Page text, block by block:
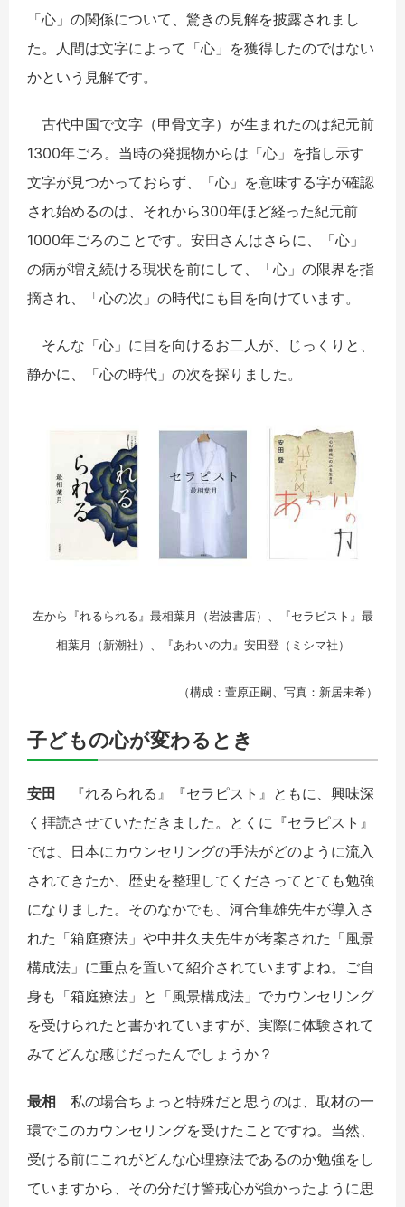
「心」の関係について、驚きの見解を披露されまし
た。人間は文字によって「心」を獲得したのではない
かという見解です。
古代中国で文字（甲骨文字）が生まれたのは紀元前
1300年ごろ。当時の発掘物からは「心」を指し示す
文字が見つかっておらず、「心」を意味する字が確認
され始めるのは、それから300年ほど経った紀元前
1000年ごろのことです。安田さんはさらに、「心」
の病が増え続ける現状を前にして、「心」の限界を指
摘され、「心の次」の時代にも目を向けています。
そんな「心」に目を向けるお二人が、じっくりと、
静かに、「心の時代」の次を探りました。
左から『れるられる』最相葉月（岩波書店）、『セラピスト』最
相葉月（新潮社）、『あわいの力』安田登（ミシマ社）
（構成：萱原正嗣、写真：新居未希）
子どもの心が変わるとき
安田
『れるられる』『セラピスト』ともに、興味深
く拝読させていただきました。とくに『セラピスト』
では、日本にカウンセリングの手法がどのように流入
されてきたか、歴史を整理してくださってとても勉強
になりました。そのなかでも、河合隼雄先生が導入さ
れた「箱庭療法」や中井久夫先生が考案された「風景
構成法」に重点を置いて紹介されていますよね。ご自
身も「箱庭療法」と「風景構成法」でカウンセリング
を受けられたと書かれていますが、実際に体験されて
みてどんな感じだったんでしょうか？
最相 私の場合ちょっと特殊だと思うのは、取材の一
環でこのカウンセリングを受けたことですね。当然、
受ける前にこれがどんな心理療法であるのか勉強をし
ていますから、その分だけ警戒心が強かったように思